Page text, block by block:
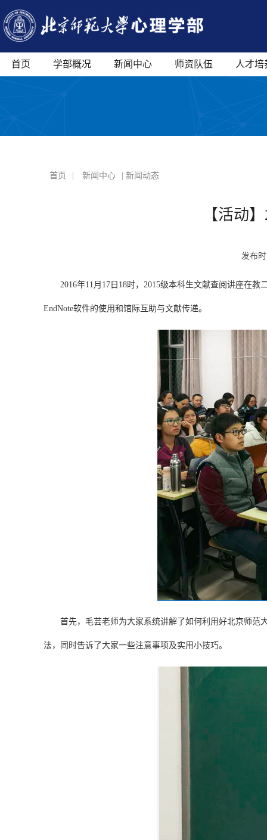
首页 学部概况 新闻中心 师资队伍 人才培
首页 新闻中心 | 新闻动态
【活动
发布
2016年11月 17 日 18时， 2015级本科生文献查阅讲座在教
EndNote软件的使用和馆际互助与文献传递。
首先，毛芸老师为大家系统讲解了如何利用好北京师范
法， 同时告诉了大家一些注意事项及实用小技巧。